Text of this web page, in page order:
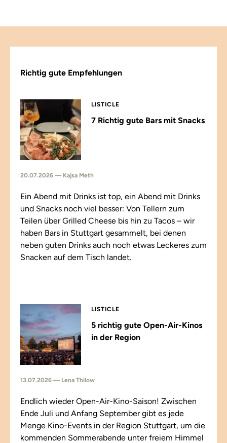
Richtig gute Empfehlungen
LISTICLE
7 Richtig gute Bars mit Snacks
20.07.2026 — Kajsa Meth
Ein Abend mit Drinks ist top, ein Abend mit Drinks
und Snacks noch viel besser: Von Tellern zum
Teilen über Grilled Cheese bis hin zu Tacos – wir
haben Bars in Stuttgart gesammelt, bei denen
neben guten Drinks auch noch etwas Leckeres zum
Snacken auf dem Tisch landet.
LISTICLE
5 richtig gute Open-Air-Kinos
in der Region
13.07.2026 — Lena Thilow
Endlich wieder Open-Air-Kino-Saison! Zwischen
Ende Juli und Anfang September gibt es jede
Menge Kino-Events in der Region Stuttgart, um die
kommenden Sommerabende unter freiem Himmel